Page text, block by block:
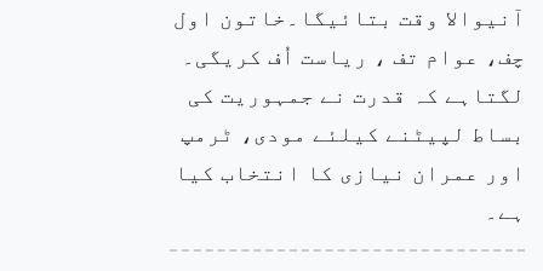
آنیوالا وقت بتائیگا۔خاتون اول
چف، عوام تف ، ریاست اُف کریگی۔
لگتاہے کہ قدرت نے جمہوریت کی
بساط لپیٹنے کیلئے مودی، ٹرمپ
اور عمران نیازی کا انتخاب کیا
ہے۔